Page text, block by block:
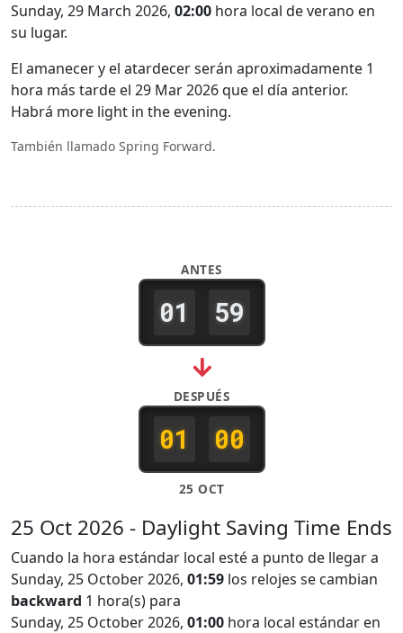
Sunday, 29 March 2026, 02:00 hora local de verano en
su lugar.
El amanecer y el atardecer serán aproximadamente 1
hora más tarde el 29 Mar 2026 que el día anterior.
Habrá more light in the evening.
También llamado Spring Forward.
ANTES
01 59
DESPUÉS
01 00
25 OCT
25 Oct 2026 - Daylight Saving Time Ends
Cuando la hora estándar local esté a punto de llegar a
Sunday, 25 October 2026, 01:59 los relojes se cambian
backward 1 hora(s) para
Sunday, 25 October 2026, 01:00 hora local estándar en